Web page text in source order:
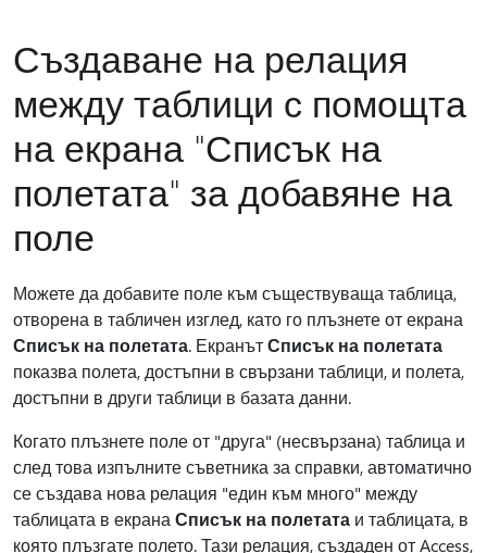
Създаване на релация
между таблици с помощта
на екрана "Списък на
полетата" за добавяне на
поле
Можете да добавите поле към съществуваща таблица,
отворена в табличен изглед, като го плъзнете от екрана
Списък на полетата. ЕкранътСписък на полетата
показва полета, достъпни в свързани таблици, и полета,
достъпни в други таблици в базата данни.
Когато плъзнете поле от "друга" (несвързана) таблица и
след това изпълните съветника за справки, автоматично
се създава нова релация "един към много" между
таблицата в екрана Списък на полетата и таблицата, в
която плъзгате полето. Тази релация, създаден от Access,